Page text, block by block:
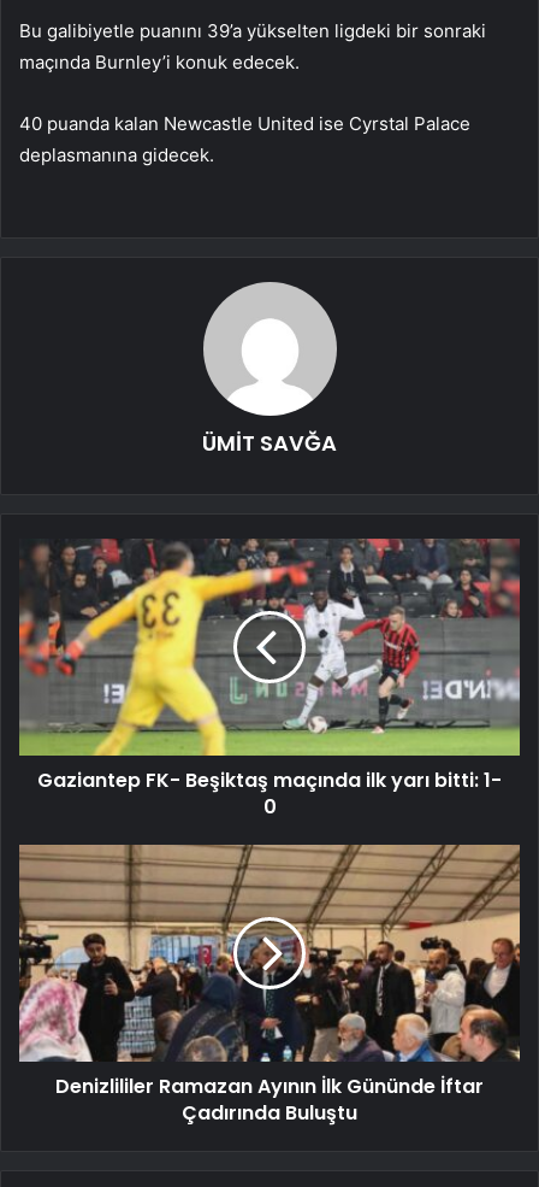
Bu galibiyetle puanını 39’a yükselten ligdeki bir sonraki
maçında Burnley’i konuk edecek.
40 puanda kalan Newcastle United ise Cyrstal Palace
deplasmanına gidecek.
ÜMİT SAVĞA
Gaziantep FK- Beşiktaş maçında ilk yarı bitti: 1-
0
Denizlililer Ramazan Ayının İlk Gününde İftar
Çadırında Buluştu